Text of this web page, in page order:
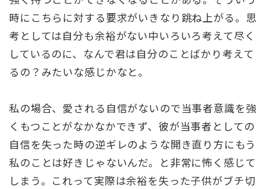
時にこちらに対する要求がいきなり跳ね上がる。思
考としては自分も余裕がない中いろいろ考えて尽く
しているのに、なんで君は自分のことばかり考えて
るの？みたいな感じかなと。
私の場合、愛される自信がないので当事者意識を強
くもつことがなかなかできず、彼が当事者としての
自信を失った時の逆ギレのような開き直り方にもう
私のことは好きじゃないんだ。と非常に怖く感じて
しまう。これって実際は余裕を失った子供がブチ切